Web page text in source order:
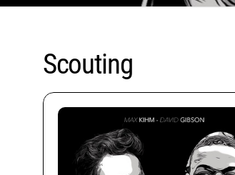
Scouting